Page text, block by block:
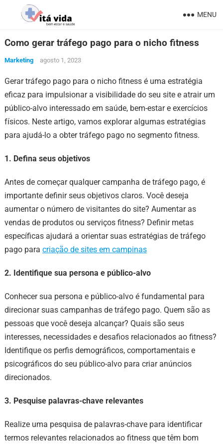
MENU
Como gerar tráfego pago para o nicho fitness
Marketing agosto 1, 2023
Gerar tráfego pago para o nicho fitness é uma estratégia
eficaz para impulsionar a visibilidade do seu site e atrair um
público-alvo interessado em saúde, bem-estar e exercícios
físicos. Neste artigo, vamos explorar algumas estratégias
para ajudá-lo a obter tráfego pago no segmento fitness.
1. Defina seus objetivos
Antes de começar qualquer campanha de tráfego pago, é
importante definir seus objetivos claros. Você deseja
aumentar o número de visitantes do site? Aumentar as
vendas de produtos ou serviços fitness? Definir metas
específicas ajudará a orientar suas estratégias de tráfego
pago para criação de sites em campinas
2. Identifique sua persona e público-alvo
Conhecer sua persona e público-alvo é fundamental para
direcionar suas campanhas de tráfego pago. Quem são as
pessoas que você deseja alcançar? Quais são seus
interesses, necessidades e desafios relacionados ao fitness?
Identifique os perfis demográficos, comportamentais e
psicográficos do seu público-alvo para criar anúncios
direcionados.
3. Pesquise palavras-chave relevantes
Realize uma pesquisa de palavras-chave para identificar
termos relevantes relacionados ao fitness que têm bom